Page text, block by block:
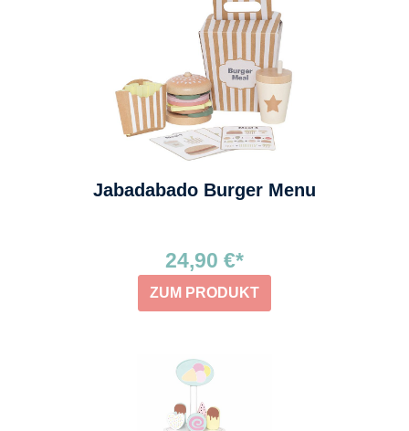
Jabadabado Burger Menu
24,90 €*
ZUM PRODUKT